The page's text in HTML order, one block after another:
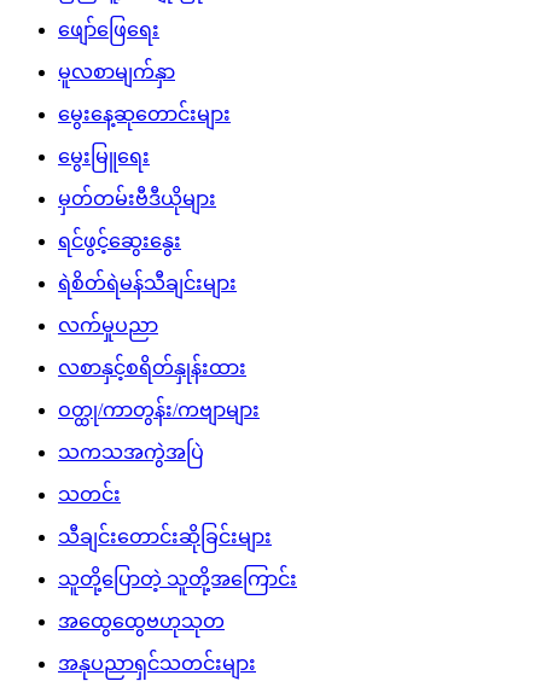
မွေးမြူရေး
မှတ်တမ်းဗီဒီယိုများ
ရင်ဖွင့်ဆွေးနွေး
ရဲစိတ်ရဲမန်သီချင်းများ
လက်မှုပညာ
လစာနှင့်စရိတ်နှုန်းထား
ဝတ္ထု/ကာတွန်း/ကဗျာများ
သကသအကွဲအပြဲ
သတင်း
သီချင်းတောင်းဆိုခြင်းများ
သူတို့ပြောတဲ့ သူတို့အကြောင်း
အထွေထွေဗဟုသုတ
အနုပညာရှင်သတင်းများ
အားကစားသတင်း
Download App